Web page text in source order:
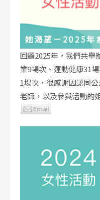
她渴望－2025年
回顧2025年，我們共舉
業9場次、運動健康31
1場次，很感謝因認同
老師，以及參與活動的